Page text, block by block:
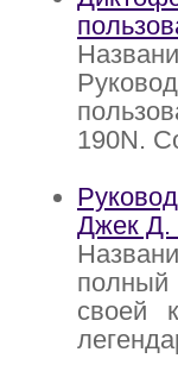
190N.
Джек Д.
своей